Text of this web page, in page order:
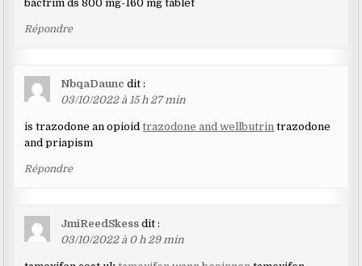
bactrim ds 800 mg-160 mg tablet
Répondre
NbqaDaunc dit :
03/10/2022 à 15 h 27 min
is trazodone an opioidtrazodone and wellbutrin trazodone
and priapism
Répondre
JmiReedSkess dit :
03/10/2022 à 0 h 29 min